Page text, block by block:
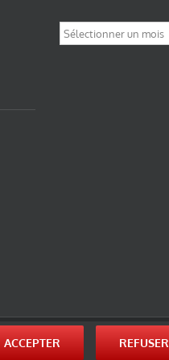
Archives
ACCEPTER REFUSER